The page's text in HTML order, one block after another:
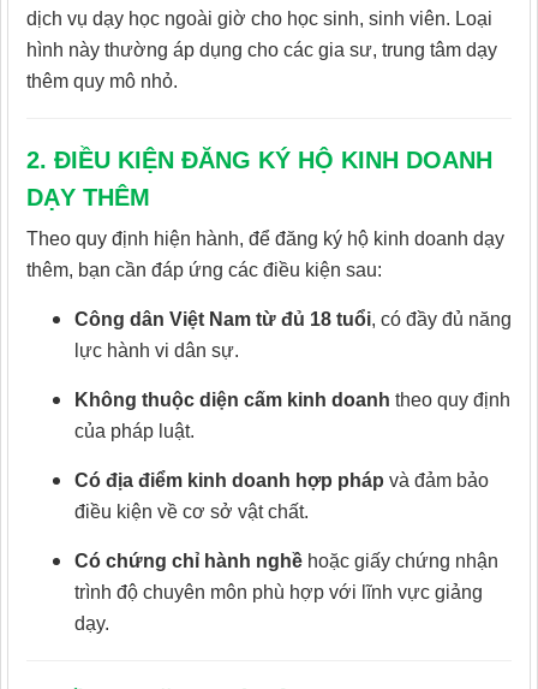
dịch vụ dạy học ngoài giờ cho học sinh, sinh viên. Loại
hình này thường áp dụng cho các gia sư, trung tâm dạy
thêm quy mô nhỏ.
2. ĐIỀU KIỆN ĐĂNG KÝ HỘ KINH DOANH
DẠY THÊM
Theo quy định hiện hành, để đăng ký hộ kinh doanh dạy
thêm, bạn cần đáp ứng các điều kiện sau:
Công dân Việt Nam từ đủ 18 tuổi, có đầy đủ năng
lực hành vi dân sự.
Không thuộc diện cấm kinh doanh theo quy định
của pháp luật.
Có địa điểm kinh doanh hợp pháp và đảm bảo
điều kiện về cơ sở vật chất.
Có chứng chỉ hành nghề hoặc giấy chứng nhận
trình độ chuyên môn phù hợp với lĩnh vực giảng
dạy.